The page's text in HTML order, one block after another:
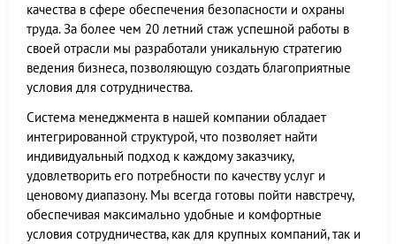
качества в сфере обеспечения безопасности и охраны
труда. За более чем 20 летний стаж успешной работы в
своей отрасли мы разработали уникальную стратегию
ведения бизнеса, позволяющую создать благоприятные
условия для сотрудничества.
Система менеджмента в нашей компании обладает
интегрированной структурой, что позволяет найти
индивидуальный подход к каждому заказчику,
удовлетворить его потребности по качеству услуг и
ценовому диапазону. Мы всегда готовы пойти навстречу,
обеспечивая максимально удобные и комфортные
условия сотрудничества, как для крупных компаний, так и